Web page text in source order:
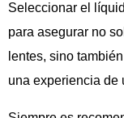
Seleccionar el
para asegurar no
lentes, sino
una experiencia de